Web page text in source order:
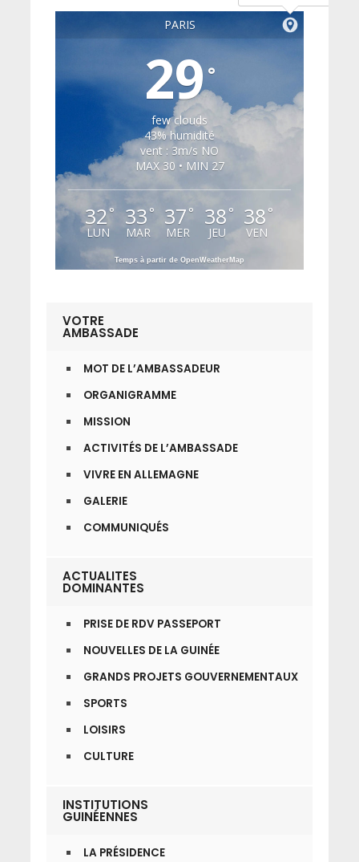
PARIS
29°
few clouds
43% humidité
vent : 3m/s NO
MAX 30 • MIN 27
32°
LUN
33°
MAR
37 °
MER
38 °
JEU
38 °
VEN
Temps à partir de OpenWeatherMap
VOTRE
AMBASSADE
MOT DE L’AMBASSADEUR
ORGANIGRAMME
MISSION
ACTIVITÉS DE L’AMBASSADE
VIVRE EN ALLEMAGNE
GALERIE
COMMUNIQUÉS
ACTUALITES
DOMINANTES
PRISE DE RDV PASSEPORT
NOUVELLES DE LA GUINÉE
GRANDS PROJETS GOUVERNEMENTAUX
SPORTS
LOISIRS
CULTURE
INSTITUTIONS
GUINÉENNES
LA PRÉSIDENCE